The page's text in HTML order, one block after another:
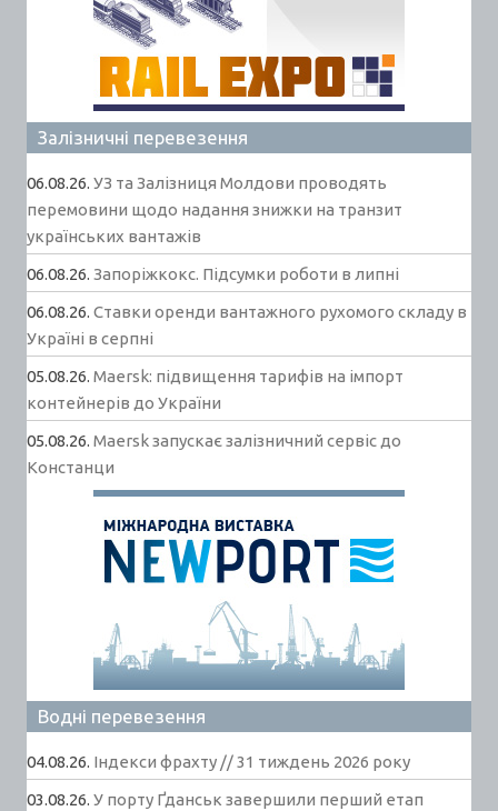
Залізничні перевезення
06.08.26. УЗ та Залізниця Молдови проводять
перемовини щодо надання знижки на транзит
українських вантажів
06.08.26. Запоріжкокс. Підсумки роботи в липні
06.08.26. Ставки оренди вантажного рухомого складу в
Україні в серпні
05.08.26. Maersk: підвищення тарифів на імпорт
контейнерів до України
05.08.26. Maersk запускає залізничний сервіс до
Констанци
Водні перевезення
04.08.26. Індекси фрахту // 31 тиждень 2026 року
03.08.26. У порту Ґданськ завершили перший етап